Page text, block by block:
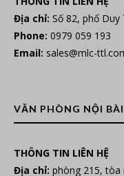
Địa chỉ: Số 82, phố Duy
Phone: 0979 059 193
Email: sales@mlc-
VĂN PHÒNG NỘI BÀI
THÔNG TIN LIÊN HỆ
Địa chỉ: phòng 215, tòa